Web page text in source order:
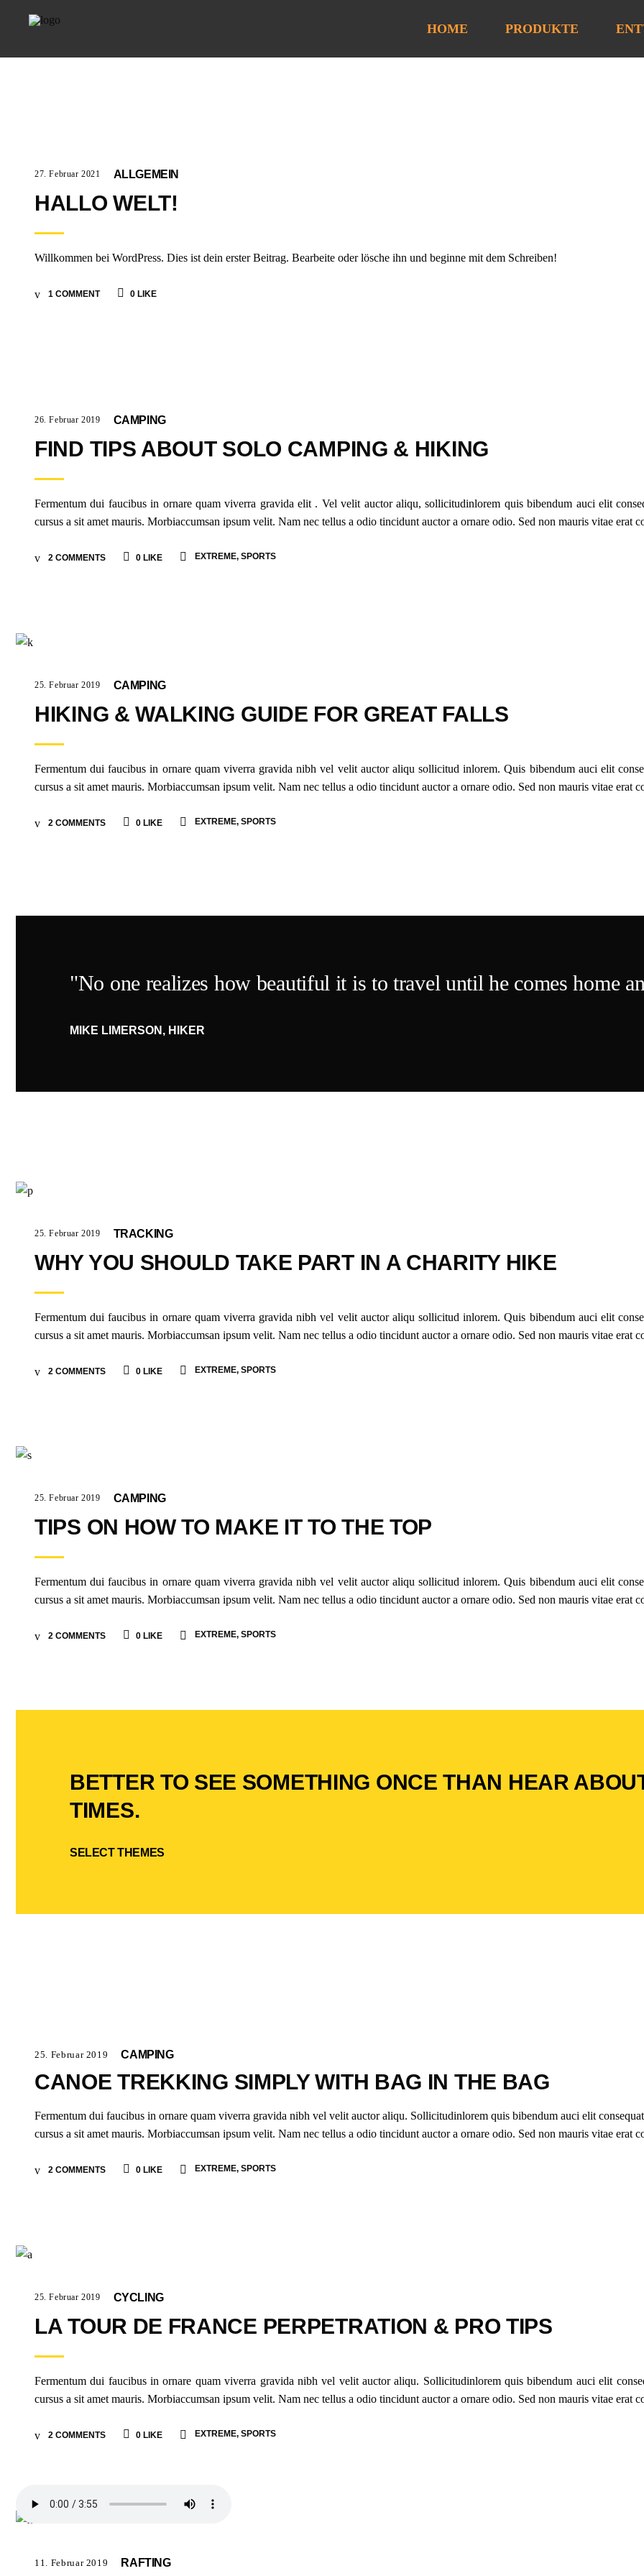
HOME PRODUKTE
27. Februar 2021 ALLGEMEIN
HALLO WELT!
Willkommen bei WordPress. Dies ist dein erster Beitrag. Bearbeite oder lösche ihn und beginne mit dem Schreiben!
1 COMMENT 0 LIKE
26. Februar 2019 CAMPING
FIND TIPS ABOUT SOLO CAMPING & HIKING
Fermentum dui faucibus in ornare quam viverra gravida elit . Vel velit auctor aliqu, sollicitudinlorem quis bibendum auci elit
cursus a sit amet mauris. Morbiaccumsan ipsum velit. Nam nec tellus a odio tincidunt auctor a ornare odio. Sed non mauris vitae erat
2 COMMENTS 0 LIKE EXTREME, SPORTS
25. Februar 2019 CAMPING
HIKING & WALKING GUIDE FOR GREAT FALLS
Fermentum dui faucibus in ornare quam viverra gravida nibh vel velit auctor aliqu sollicitud inlorem. Quis bibendum auci elit
cursus a sit amet mauris. Morbiaccumsan ipsum velit. Nam nec tellus a odio tincidunt auctor a ornare odio. Sed non mauris vitae erat
2 COMMENTS 0 LIKE EXTREME, SPORTS
"No one realizes how beautiful it is to travel until he comes home
MIKE LIMERSON, HIKER
25. Februar 2019 TRACKING
WHY YOU SHOULD TAKE PART IN A CHARITY HIKE
Fermentum dui faucibus in ornare quam viverra gravida nibh vel velit auctor aliqu sollicitud inlorem. Quis bibendum auci elit
cursus a sit amet mauris. Morbiaccumsan ipsum velit. Nam nec tellus a odio tincidunt auctor a ornare odio. Sed non mauris vitae erat
2 COMMENTS 0 LIKE EXTREME, SPORTS
25. Februar 2019 CAMPING
TIPS ON HOW TO MAKE IT TO THE TOP
Fermentum dui faucibus in ornare quam viverra gravida nibh vel velit auctor aliqu sollicitud inlorem. Quis bibendum auci elit
cursus a sit amet mauris. Morbiaccumsan ipsum velit. Nam nec tellus a odio tincidunt auctor a ornare odio. Sed non mauris vitae erat
2 COMMENTS 0 LIKE EXTREME, SPORTS
BETTER TO SEE SOMETHING ONCE THAN HEAR
TIMES.
SELECT THEMES
25. Februar 2019 CAMPING
CANOE TREKKING SIMPLY WITH BAG IN THE BAG
Fermentum dui faucibus in ornare quam viverra gravida nibh vel velit auctor aliqu. Sollicitudinlorem quis bibendum auci elit
cursus a sit amet mauris. Morbiaccumsan ipsum velit. Nam nec tellus a odio tincidunt auctor a ornare odio. Sed non mauris vitae erat
2 COMMENTS 0 LIKE EXTREME, SPORTS
25. Februar 2019 CYCLING
LA TOUR DE FRANCE PERPETRATION & PRO TIPS
Fermentum dui faucibus in ornare quam viverra gravida nibh vel velit auctor aliqu. Sollicitudinlorem quis bibendum auci elit
cursus a sit amet mauris. Morbiaccumsan ipsum velit. Nam nec tellus a odio tincidunt auctor a ornare odio. Sed non mauris vitae erat
2 COMMENTS 0 LIKE EXTREME, SPORTS
11. Februar 2019 RAFTING